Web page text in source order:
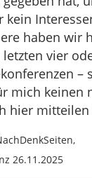
kein
haben wir
vier
–
mich keinen
hier mitteilen
26.11.2025